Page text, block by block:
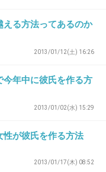
-3
る方法ってあるのか
2013/01/12(土) 16:26
年中に彼氏を作る方
2013/01/02(水) 15:29
性が彼氏を作る方法
2013/01/17(木) 08:52